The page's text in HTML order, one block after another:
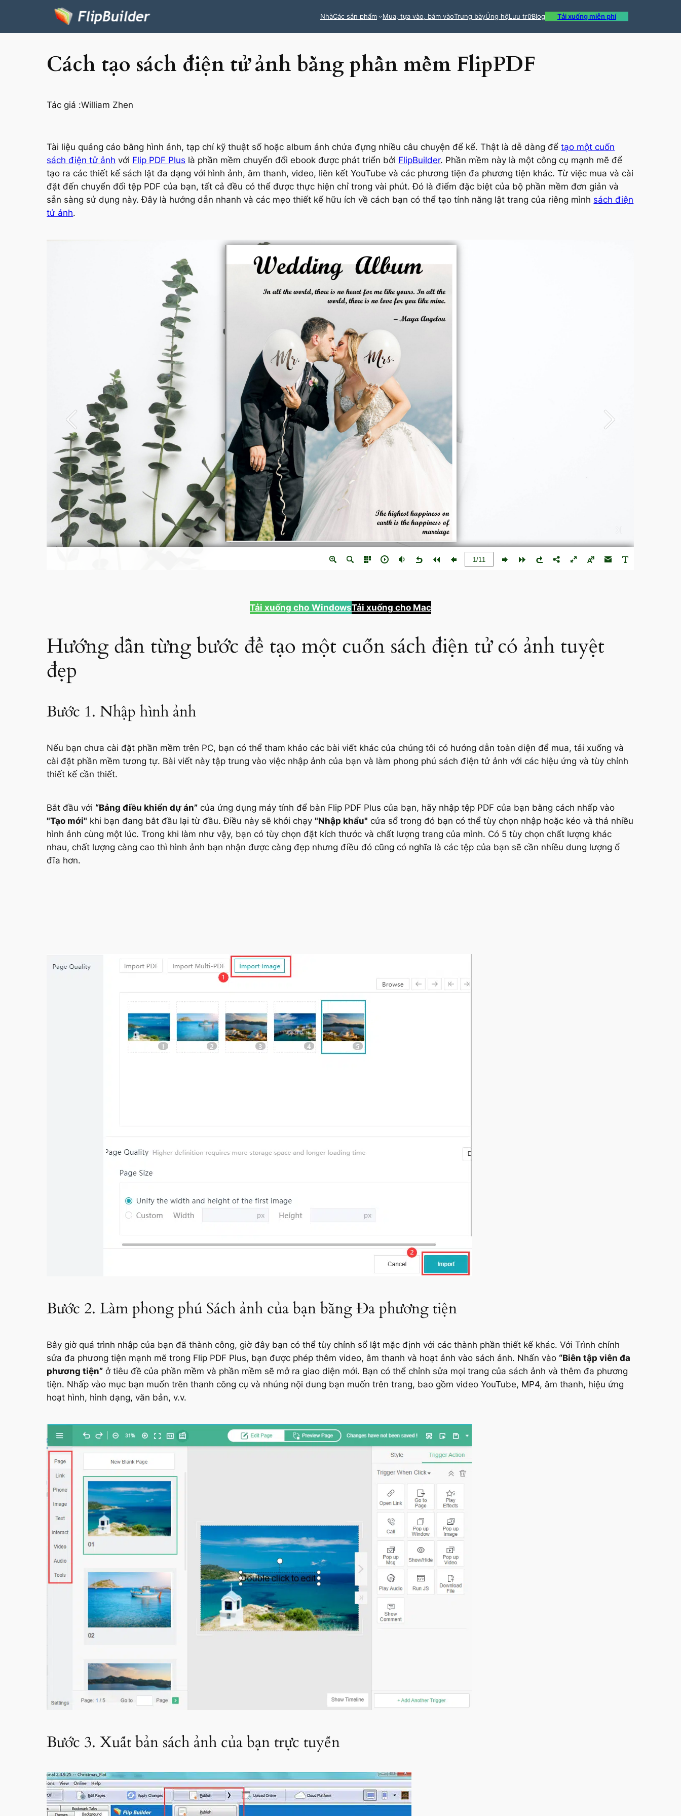
NhàCác sản phẩm Mua, tựa vào, bám vàoTrưng bàyỦng hộLưu trữBlog Tải xuống miễn phí
Cách tạo sách điện tử ảnh bằng phần mềm FlipPDF
Tác giả :William Zhen
Tài liệu quảng cáo bằng hình ảnh, tạp chí kỹ thuật số hoặc album ảnh chứa đựng nhiều câu chuyện để kể. Thật là dễ dàng đểtạo một cuốn
sách điện tử ảnh với Flip PDF Plus là phần mềm chuyển đổi ebook được phát triển bởi FlipBuilder. Phần mềm này là một công cụ mạnh mẽ để
tạo ra các thiết kế sách lật đa dạng với hình ảnh, âm thanh, video, liên kết YouTube và các phương tiện đa phương tiện khác. Từ việc mua và cài
đặt đến chuyển đổi tệp PDF của bạn, tất cả đều có thể được thực hiện chỉ trong vài phút. Đó là điểm đặc biệt của bộ phần mềm đơn giản và
sẵn sàng sử dụng này. Đây là hướng dẫn nhanh và các mẹo thiết kế hữu ích về cách bạn có thể tạo tính năng lật trang của riêng mình sách điện
tử ảnh.
Tải xuống cho WindowsTải xuống cho Mac
Hướng dẫn từng bước để tạo một cuốn sách điện tử có ảnh tuyệt
đẹp
Bước 1. Nhập hình ảnh
Nếu bạn chưa cài đặt phần mềm trên PC, bạn có thể tham khảo các bài viết khác của chúng tôi có hướng dẫn toàn diện để mua, tải xuống và
cài đặt phần mềm tương tự. Bài viết này tập trung vào việc nhập ảnh của bạn và làm phong phú sách điện tử ảnh với các hiệu ứng và tùy chỉnh
thiết kế cần thiết.
Bắt đầu với “Bảng điều khiển dự án” của ứng dụng máy tính để bàn Flip PDF Plus của bạn, hãy nhập tệp PDF của bạn bằng cách nhấp vào
"Tạo mới" khi bạn đang bắt đầu lại từ đầu. Điều này sẽ khởi chạy"Nhập khẩu" cửa sổ trong đó bạn có thể tùy chọn nhập hoặc kéo và thả nhiều
hình ảnh cùng một lúc. Trong khi làm như vậy, bạn có tùy chọn đặt kích thước và chất lượng trang của mình. Có 5 tùy chọn chất lượng khác
nhau, chất lượng càng cao thì hình ảnh bạn nhận được càng đẹp nhưng điều đó cũng có nghĩa là các tệp của bạn sẽ cần nhiều dung lượng ổ
đĩa hơn.
Bước 2. Làm phong phú Sách ảnh của bạn bằng Đa phương tiện
Bây giờ quá trình nhập của bạn đã thành công, giờ đây bạn có thể tùy chỉnh sổ lật mặc định với các thành phần thiết kế khác. Với Trình chỉnh
sửa đa phương tiện mạnh mẽ trong Flip PDF Plus, bạn được phép thêm video, âm thanh và hoạt ảnh vào sách ảnh. Nhấn vào “Biên tập viên đa
phương tiện” ở tiêu đề của phần mềm và phần mềm sẽ mở ra giao diện mới. Bạn có thể chỉnh sửa mọi trang của sách ảnh và thêm đa phương
tiện. Nhấp vào mục bạn muốn trên thanh công cụ và nhúng nội dung bạn muốn trên trang, bao gồm video YouTube, MP4, âm thanh, hiệu ứng
hoạt hình, hình dạng, văn bản, v.v.
Bước 3. Xuất bản sách ảnh của bạn trực tuyến